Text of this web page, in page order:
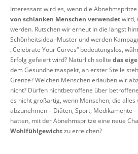
Interessant wird es, wenn die Abnehmspritze
von schlanken Menschen verwendetwird,
werden. Rutschen wir erneut in die längst
Schönheitsideal-Muster und werden
„Celebrate Your Curves“ bedeutungslos,
Erfolg gefeiert wird? Natürlich sollte das
dem Gesundheitsaspekt, an erster Stelle
Grenze? Welchen Menschen erlauben wir
nicht? Dürfen nichtbetroffene über
es nicht großartig, wenn Menschen, die alles
abzunehmen – Diäten, Sport, Medikamente
hatten, mit der Abnehmspritze eine neue
Wohlfühlgewichtzu erreichen?